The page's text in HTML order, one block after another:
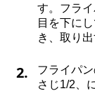
す。フラ
目を下に
き、取り出
2.
フライパ
さじ1/2、